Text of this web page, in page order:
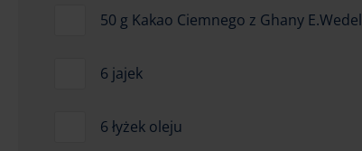
50 g Kakao Ciemnego z Ghany E.Wedel
6 jajek
6 łyżek oleju